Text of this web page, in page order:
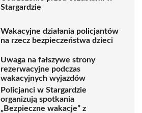
Stargardzie
Wakacyjne działania policjantów
na rzecz bezpieczeństwa dzieci
Uwaga na fałszywe strony
rezerwacyjne podczas
wakacyjnych wyjazdów
Policjanci w Stargardzie
organizują spotkania
„Bezpieczne wakacje” z